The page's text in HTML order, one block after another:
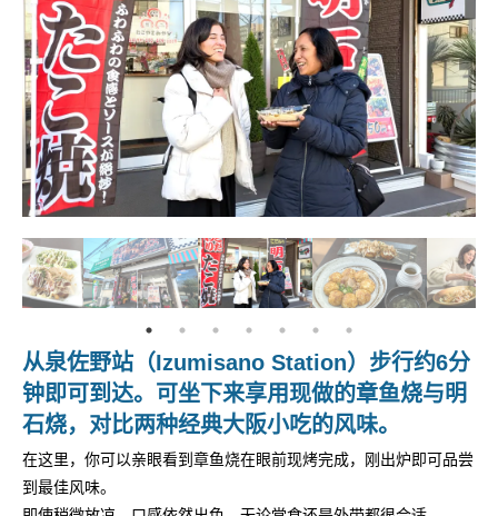
从泉佐野站（Izumisano Station）步行约6分
钟即可到达。可坐下来享用现做的章鱼烧与明
石烧，对比两种经典大阪小吃的风味。
在这里，你可以亲眼看到章鱼烧在眼前现烤完成，刚出炉即可品尝
到最佳风味。